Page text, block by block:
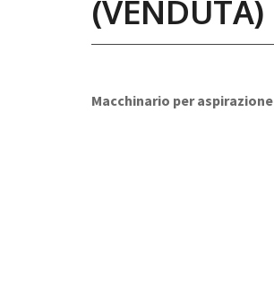
(VENDUTA)
Macchinario per